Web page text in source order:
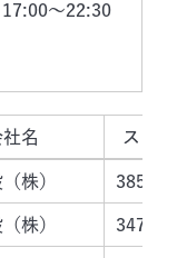
～22:30
名 スコ
株） 385（
株） 347（